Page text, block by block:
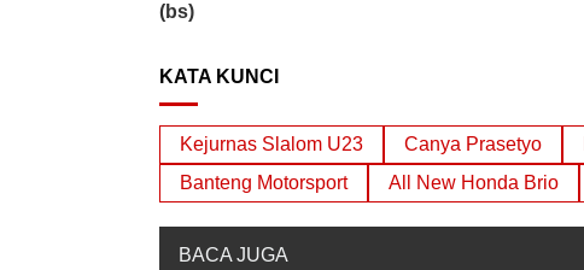
(bs)
KATA KUNCI
Kejurnas Slalom U23 Canya Prasetyo
Banteng Motorsport
All New Honda Brio
BACA JUGA